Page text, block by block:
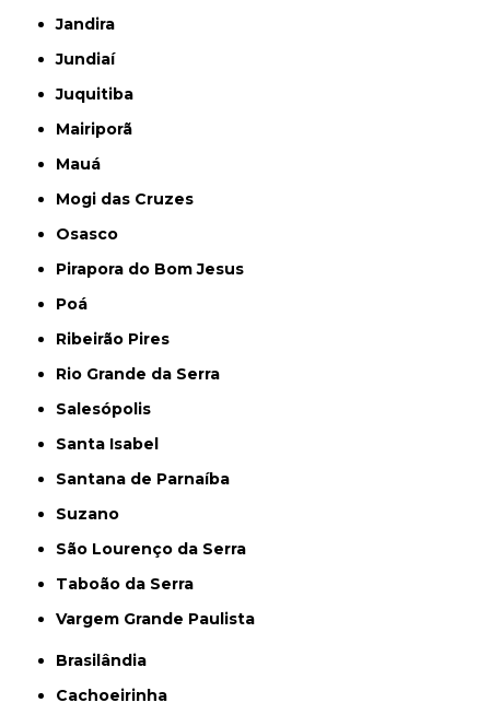
Jandira
Jundiaí
Juquitiba
Mairiporã
Mauá
Mogi das Cruzes
Osasco
Pirapora do Bom Jesus
Poá
Ribeirão Pires
Rio Grande da Serra
Salesópolis
Santa Isabel
Santana de Parnaíba
Suzano
São Lourenço da Serra
Taboão da Serra
Vargem Grande Paulista
Brasilândia
Cachoeirinha